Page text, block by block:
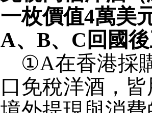
一枚價值4萬美
A、 B、 C 回國
①A在香港採
口免稅洋酒，